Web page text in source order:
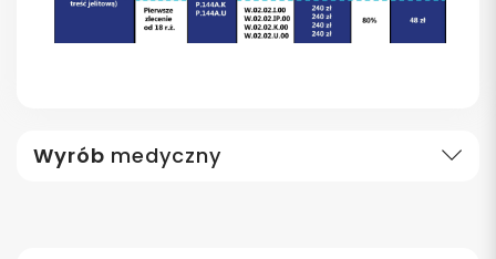
Wyrób medyczny